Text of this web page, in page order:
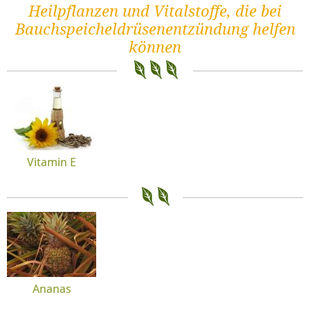
Heilpflanzen und Vitalstoffe, die bei
Bauchspeicheldrüsenentzündung helfen
können
Vitamin E
Ananas